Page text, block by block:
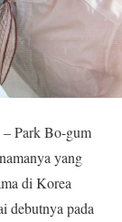
Park Bo-gum
yang
di Korea
debutnya pada